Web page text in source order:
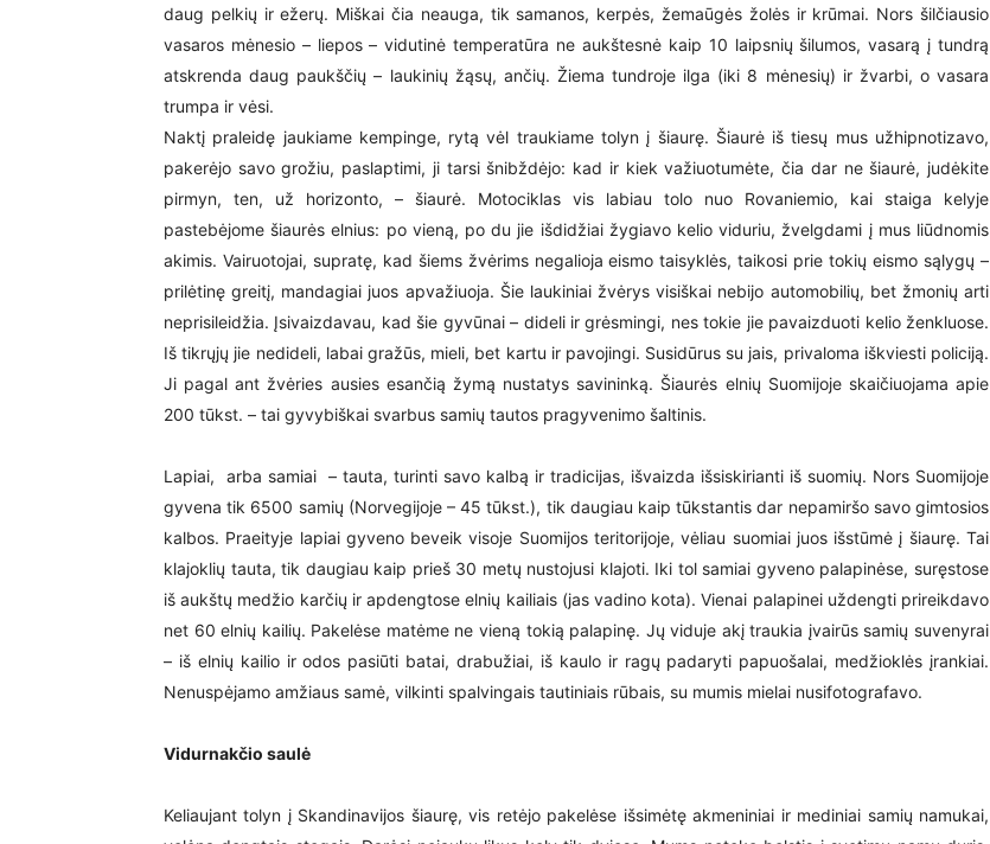
daug pelkių ir ežerų. Miškai čia neauga, tik samanos, kerpės, žemaūgės žolės ir krūmai. Nors šilčiausio
vasaros mėnesio – liepos – vidutinė temperatūra ne aukštesnė kaip 10 laipsnių šilumos, vasarą į tundrą
atskrenda daug paukščių – laukinių žąsų, ančių. Žiema tundroje ilga (iki 8 mėnesių) ir žvarbi, o vasara
trumpa ir vėsi.
Naktį praleidę jaukiame kempinge, rytą vėl traukiame tolyn į šiaurę. Šiaurė iš tiesų mus užhipnotizavo,
pakerėjo savo grožiu, paslaptimi, ji tarsi šnibždėjo: kad ir kiek važiuotumėte, čia dar ne šiaurė, judėkite
pirmyn, ten, už horizonto, – šiaurė. Motociklas vis labiau tolo nuo Rovaniemio, kai staiga kelyje
pastebėjome šiaurės elnius: po vieną, po du jie išdidžiai žygiavo kelio viduriu, žvelgdami į mus liūdnomis
akimis. Vairuotojai, supratę, kad šiems žvėrims negalioja eismo taisyklės, taikosi prie tokių eismo sąlygų –
prilėtinę greitį, mandagiai juos apvažiuoja. Šie laukiniai žvėrys visiškai nebijo automobilių, bet žmonių arti
neprisileidžia. Įsivaizdavau, kad šie gyvūnai – dideli ir grėsmingi, nes tokie jie pavaizduoti kelio ženkluose.
Iš tikrųjų jie nedideli, labai gražūs, mieli, bet kartu ir pavojingi. Susidūrus su jais, privaloma iškviesti policiją.
Ji pagal ant žvėries ausies esančią žymą nustatys savininką. Šiaurės elnių Suomijoje skaičiuojama apie
200 tūkst. – tai gyvybiškai svarbus samių tautos pragyvenimo šaltinis.
Lapiai, arba samiai – tauta, turinti savo kalbą ir tradicijas, išvaizda išsiskirianti iš suomių. Nors Suomijoje
gyvena tik 6500 samių (Norvegijoje – 45 tūkst.), tik daugiau kaip tūkstantis dar nepamiršo savo gimtosios
kalbos. Praeityje lapiai gyveno beveik visoje Suomijos teritorijoje, vėliau suomiai juos išstūmė į šiaurę. Tai
klajoklių tauta, tik daugiau kaip prieš 30 metų nustojusi klajoti. Iki tol samiai gyveno palapinėse, suręstose
iš aukštų medžio karčių ir apdengtose elnių kailiais (jas vadino kota). Vienai palapinei uždengti prireikdavo
net 60 elnių kailių. Pakelėse matėme ne vieną tokią palapinę. Jų viduje akį traukia įvairūs samių suvenyrai
– iš elnių kailio ir odos pasiūti batai, drabužiai, iš kaulo ir ragų padaryti papuošalai, medžioklės įrankiai.
Nenuspėjamo amžiaus samė, vilkinti spalvingais tautiniais rūbais, su mumis mielai nusifotografavo.
Vidurnakčio saulė
Keliaujant tolyn į Skandinavijos šiaurę, vis retėjo pakelėse išsimėtę akmeniniai ir mediniai samių namukai,